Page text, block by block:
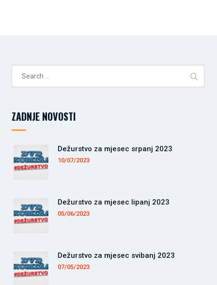
ZADNJE NOVOSTI
Dežurstvo za mjesec srpanj 2023
10/07/2023
Dežurstvo za mjesec lipanj 2023
05/06/2023
Dežurstvo za mjesec svibanj 2023
07/05/2023